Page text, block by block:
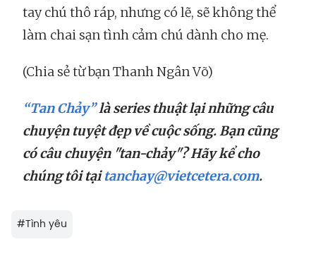
tay chú thô ráp, nhưng có lẽ, sẽ không thể
làm chai sạn tình cảm chú dành cho mẹ.
(Chia sẻ từ bạn Thanh Ngân Võ)
“Tan Chảy”là series thuật lại những câu
chuyện tuyệt đẹp về cuộc sống. Bạn cũng
có câu chuyện "tan-chảy"? Hãy kể cho
chúng tôi tạitanchay@vietcetera.com.
#Tình yêu